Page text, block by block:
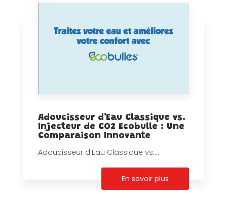
Adoucisseur d'Eau Classique vs.
Injecteur de CO2 Ecobulle : Une
Comparaison Innovante
Adoucisseur d'Eau Classique vs....
En savoir plus